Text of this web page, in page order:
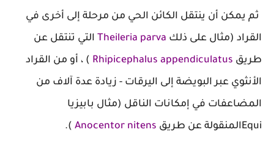
ثم يمكن أن ينتقل الكائن الحي من مرحلة إلى أخرى في
القراد (مثال على ذلك Theileria parva التي تنتقل عن
طريق Rhipicephalus appendiculatus ) ، أو من القراد
الأنثوي عبر البويضة إلى اليرقات - زيادة عدة آلاف من
المضاعفات في إمكانات الناقل (مثال بابيزيا
Equiالمنقولة عن طريق
).